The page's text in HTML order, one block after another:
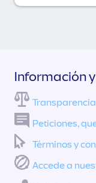
Información
Peticiones,
Términos y
Accede a